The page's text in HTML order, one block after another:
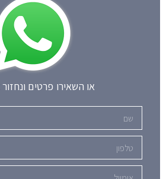
או השאירו פרטים
שם
טלפון